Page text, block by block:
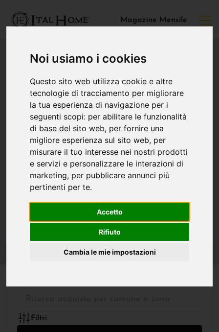
Noi usiamo i cookies
Questo sito web utilizza cookie e altre
tecnologie di tracciamento per migliorare
la tua esperienza di navigazione per i
seguenti scopi: per abilitare le funzionalità
di base del sito web, per fornire una
migliore esperienza sul sito web, per
misurare il tuo interesse nei nostri prodotti
e servizi e personalizzare le interazioni di
marketing, per pubblicare annunci più
pertinenti per te.
Accetto
Rifiuto
Cambia le mie impostazioni
Magazine Mensile
Filtri